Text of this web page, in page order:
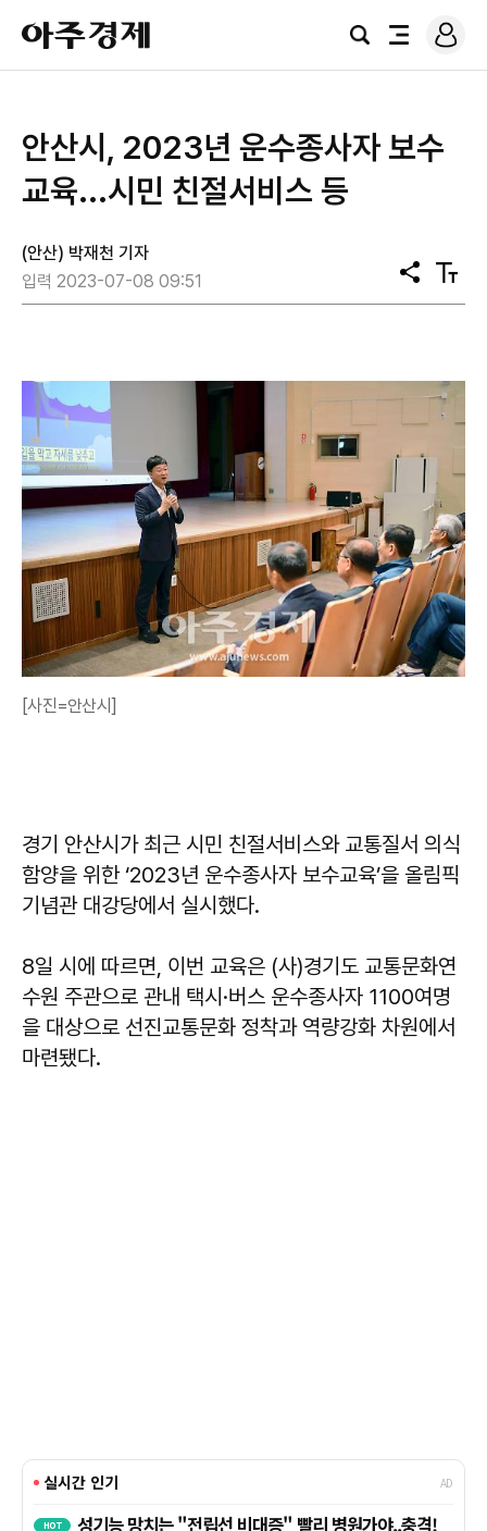
아
주
경
검
전
로
그
안산시, 2023년 운수종사자 보수
교육...시민 친절서비스 등
(안산) 박재천 기자
입력 2023-07-08 09:51
공
유
텍
스
[사진=안산시]
경기 안산시가 최근 시민 친절서비스와 교통질서 의식
함양을 위한 ‘2023년 운수종사자 보수교육’을 올림픽
기념관 대강당에서 실시했다.
8일 시에 따르면, 이번 교육은 (사)경기도 교통문화연
수원 주관으로 관내 택시·버스 운수종사자 1100여명
을 대상으로 선진교통문화 정착과 역량강화 차원에서
마련됐다.